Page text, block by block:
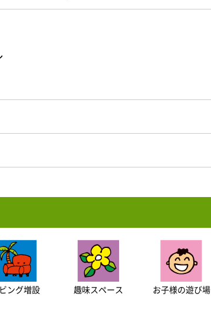
ング増設 趣味スペース お子様の遊び場